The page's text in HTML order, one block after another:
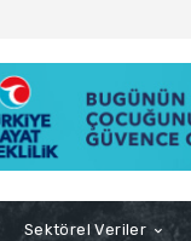
Sektörel Veriler